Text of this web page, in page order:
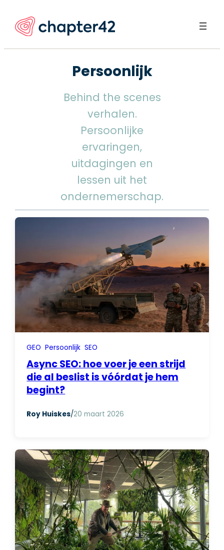
naar
Persoonlijk
Behind the scenes
verhalen.
Persoonlijke
ervaringen,
uitdagingen en
lessen uit het
ondernemerschap.
GEO Persoonlijk SEO
Async SEO: hoe voer je een strijd
die al beslist is vóórdat je hem
begint?
Roy Huiskes/20 maart 2026